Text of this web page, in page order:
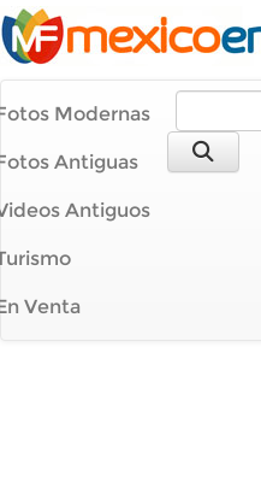
Modernas
Antiguas
Antiguos
Venta